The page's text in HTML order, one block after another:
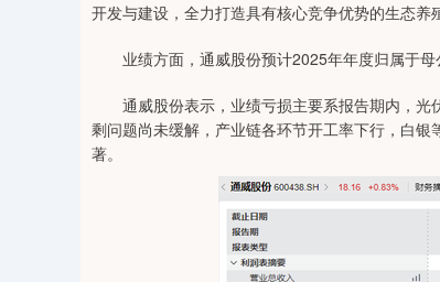
开发与建设，全力打造具有核心竞争优势的生态养
业绩方面，通威股份预计2025年年度归属于母
通威股份表示，业绩亏损主要系报告期内，光
剩问题尚未缓解，产业链各环节开工率下行，白
著。